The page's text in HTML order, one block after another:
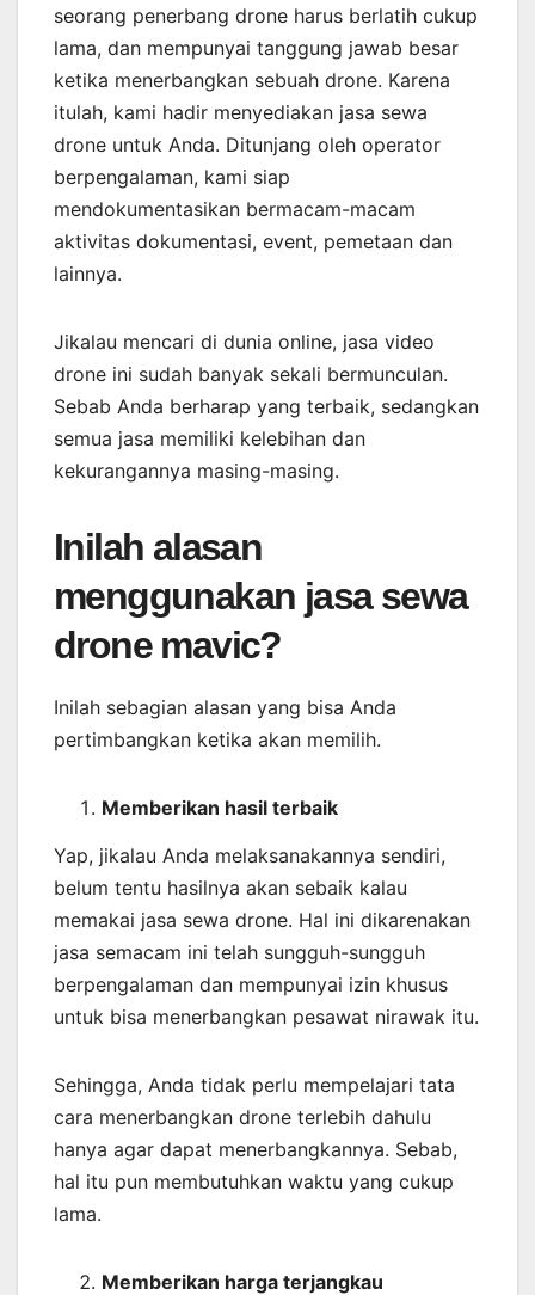
seorang penerbang drone harus berlatih cukup
lama, dan mempunyai tanggung jawab besar
ketika menerbangkan sebuah drone. Karena
itulah, kami hadir menyediakan jasa sewa
drone untuk Anda. Ditunjang oleh operator
berpengalaman, kami siap
mendokumentasikan bermacam-macam
aktivitas dokumentasi, event, pemetaan dan
lainnya.
Jikalau mencari di dunia online, jasa video
drone ini sudah banyak sekali bermunculan.
Sebab Anda berharap yang terbaik, sedangkan
semua jasa memiliki kelebihan dan
kekurangannya masing-masing.
Inilah alasan
menggunakan jasa sewa
drone mavic?
Inilah sebagian alasan yang bisa Anda
pertimbangkan ketika akan memilih.
Memberikan hasil terbaik
Yap, jikalau Anda melaksanakannya sendiri,
belum tentu hasilnya akan sebaik kalau
memakai jasa sewa drone. Hal ini dikarenakan
jasa semacam ini telah sungguh-sungguh
berpengalaman dan mempunyai izin khusus
untuk bisa menerbangkan pesawat nirawak itu.
Sehingga, Anda tidak perlu mempelajari tata
cara menerbangkan drone terlebih dahulu
hanya agar dapat menerbangkannya. Sebab,
hal itu pun membutuhkan waktu yang cukup
lama.
Memberikan harga terjangkau